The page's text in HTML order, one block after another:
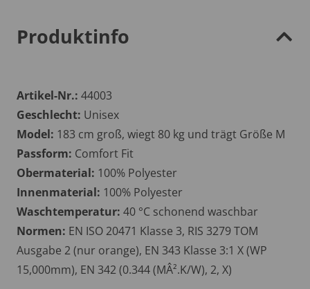
Produktinfo
Artikel-Nr.: 44003
Geschlecht: Unisex
Model: 183 cm groß, wiegt 80 kg und trägt Größe M
Passform: Comfort Fit
Obermaterial: 100% Polyester
Innenmaterial: 100% Polyester
Waschtemperatur: 40 °C schonend waschbar
Normen: EN ISO 20471 Klasse 3, RIS 3279 TOM
Ausgabe 2 (nur orange), EN 343 Klasse 3:1 X (WP
15,000mm), EN 342 (0.344 (MÂ².K/W), 2, X)